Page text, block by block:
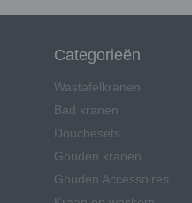
Categorieën
Wastafelkranen
Bad kranen
Douchesets
Gouden kranen
Gouden Accessoires